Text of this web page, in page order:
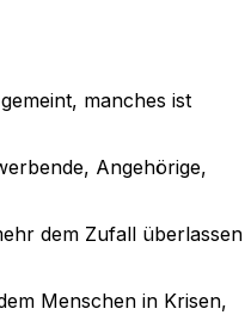
manches ist
Angehörige,
dem Zufall überlassen
Menschen in Krisen,